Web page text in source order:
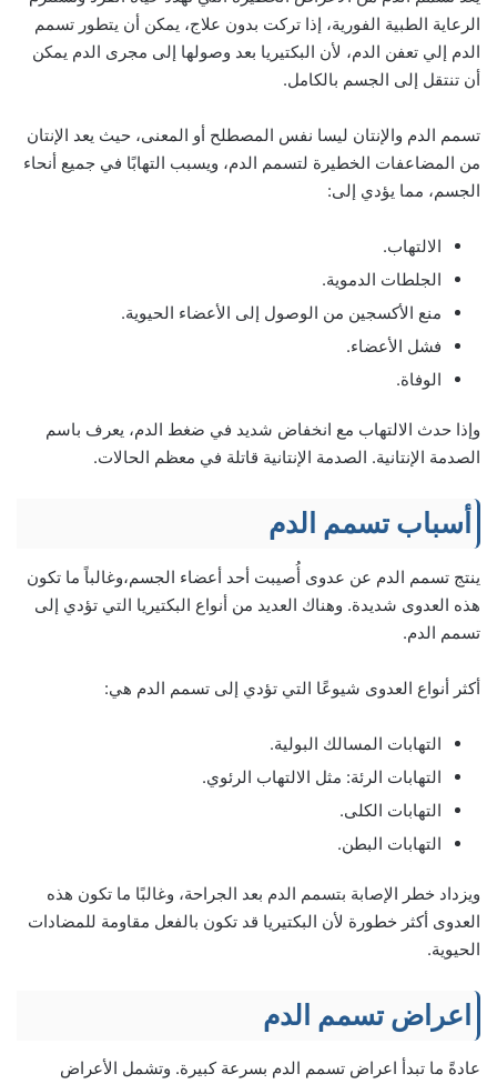
الرعاية الطبية الفورية، إذا تركت بدون علاج، يمكن أن يتطور تسمم
الدم إلي تعفن الدم، لأن البكتيريا بعد وصولها إلى مجرى الدم يمكن
أن تنتقل إلى الجسم بالكامل.
تسمم الدم والإنتان ليسا نفس المصطلح أو المعنى، حيث يعد الإنتان
من المضاعفات الخطيرة لتسمم الدم، ويسبب التهابًا في جميع أنحاء
الجسم، مما يؤدي إلى:
الالتهاب.
الجلطات الدموية.
منع الأكسجين من الوصول إلى الأعضاء الحيوية.
فشل الأعضاء.
الوفاة.
وإذا حدث الالتهاب مع انخفاض شديد في ضغط الدم، يعرف باسم
الصدمة الإنتانية. الصدمة الإنتانية قاتلة في معظم الحالات.
أسباب تسمم الدم
ينتج تسمم الدم عن عدوى أُصيبت أحد أعضاء الجسم،وغالباً ما تكون
هذه العدوى شديدة. وهناك العديد من أنواع البكتيريا التي تؤدي إلى
تسمم الدم.
أكثر أنواع العدوى شيوعًا التي تؤدي إلى تسمم الدم هي:
التهابات المسالك البولية.
التهابات الرئة: مثل الالتهاب الرئوي.
التهابات الكلى.
التهابات البطن.
ويزداد خطر الإصابة بتسمم الدم بعد الجراحة، وغالبًا ما تكون هذه
العدوى أكثر خطورة لأن البكتيريا قد تكون بالفعل مقاومة للمضادات
الحيوية.
اعراض تسمم الدم
عادةً ما تبدأ اعراض تسمم الدم بسرعة كبيرة. وتشمل الأعراض